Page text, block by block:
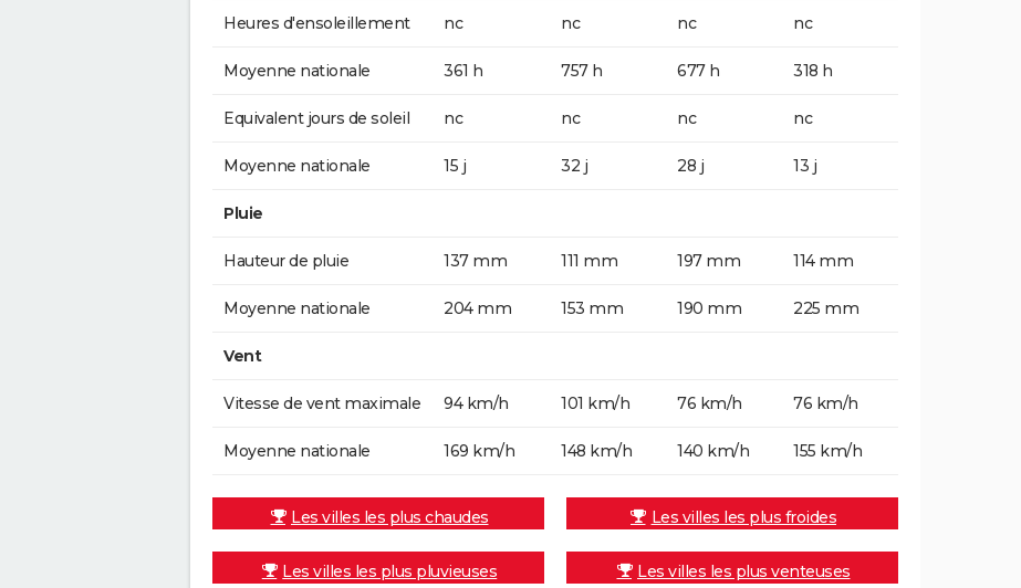
Heures d'ensoleillement nc nc nc nc
Moyenne nationale 361 h 757 h 677 h 318 h
Equivalent jours de soleil nc nc nc nc
Moyenne nationale 15 j 32 j 28 j 13 j
Pluie
Hauteur de pluie 137 mm 111 mm 197 mm 114 mm
Moyenne nationale 204 mm 153 mm 190 mm 225 mm
Vent
Vitesse de vent maximale 94 km/h 101 km/h 76 km/h 76 km/h
Moyenne nationale 169 km/h 148 km/h 140 km/h 155 km/h
Les villes les plus chaudes Les villes les plus froides
Les villes les plus pluvieuses Les villes les plus venteuses